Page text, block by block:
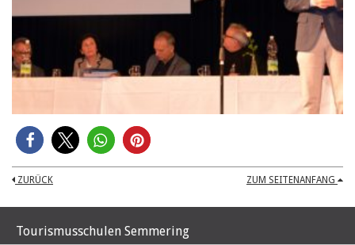
ZURÜCK ZUM SEITENANFANG
Tourismusschulen Semmering